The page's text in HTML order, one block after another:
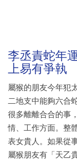
李丞責蛇年
上易有爭執
屬猴的朋友今年犯
二地支中能夠六合
很多離離合合的事
情、工作方面。整
表女貴人。如果從
屬猴朋友有「天乙